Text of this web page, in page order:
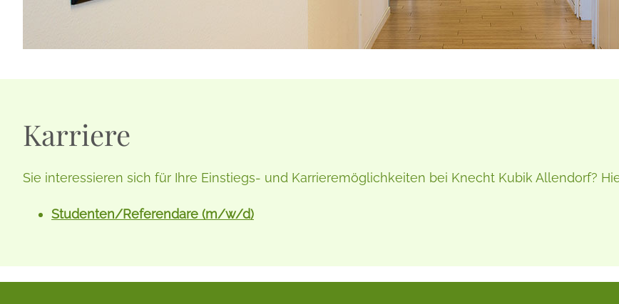
Karriere
Sie interessieren sich für Ihre Einstiegs- und Karrieremöglichkeiten bei Knecht Kubik Allendorf?
Studenten/Referendare (m/w/d)